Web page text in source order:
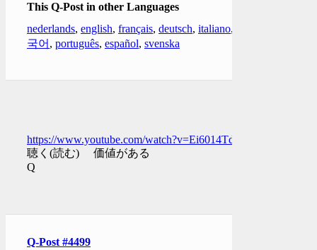
This Q-Post in other Languages
nederlands, english, français, deutsch, italiano,
국어 , português, español, svenska
https://www.youtube.com/watch?v=Ei6014Td89g
聴く(読む) 価値がある
Q
Q-Post #4499